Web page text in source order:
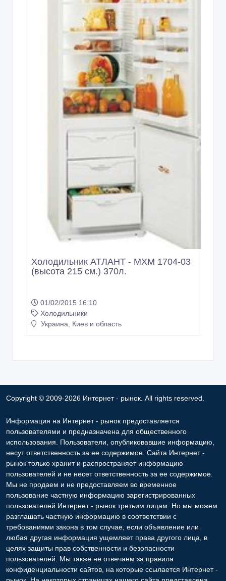
Холодильник АТЛАНТ - МХМ 1704-03
(высота 215 см.) 370л.
01/02/2015 16:10
Холодильники
Украина, Киев и область
Copyright © 2009-2026 Интернет - рынок. All rights reserved.
Информация на Интернет - рынок предоставляется
пользователями и предназначена для общественного
использования. Пользователи, опубликовавшие информацию,
несут ответственность за ее содержимое. Сайта Интернет -
рынок только хранит и распространяет информацию
пользователей и не несет ответственность за ее содержимое.
Мы не продаем и не предоставляем во временное
пользование частную информацию зарегистрированных
пользователей Интернет - рынок третьим лицам. Но мы можем
разглашать частную информацию в соответствии с
требованиями закона в том случае, если объявление или
любая другая информация ущемляет права другого лица, в
целях защиты прав собственности и безопасности
пользователей. Мы также не отвечаем за правила
конфиденциальности сайтов, на которые ссылается Интернет -